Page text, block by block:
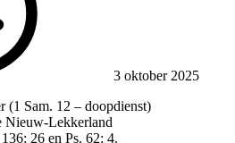
3 oktober 2025
(1 Sam. 12 – doopdienst)
Nieuw-Lekkerland
26 en Ps. 62: 4.